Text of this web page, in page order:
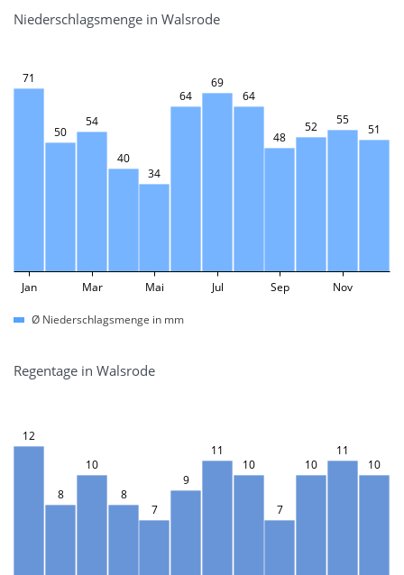
Niederschlagsmenge in Walsrode
71
50
54
40
34
64
69
64
48
52 55
51
Jan Mar Mai Jul Sep Nov
Ø Niederschlagsmenge in mm
Regentage in Walsrode
12
8
10
8
7
9
11
10
7
10
11
10